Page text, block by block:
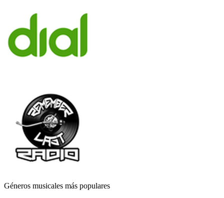
Géneros musicales más populares